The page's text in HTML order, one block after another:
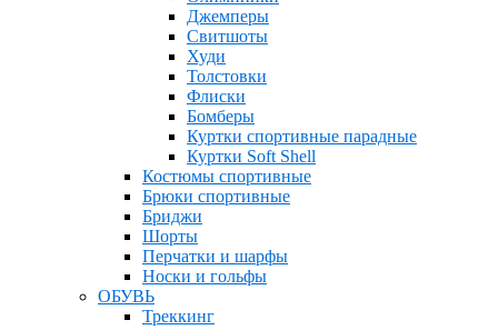
Джемперы
Свитшоты
Худи
Толстовки
Флиски
Бомберы
Куртки спортивные парадные
Куртки Soft Shell
Костюмы спортивные
Брюки спортивные
Бриджи
Шорты
Перчатки и шарфы
Носки и гольфы
ОБУВЬ
Треккинг